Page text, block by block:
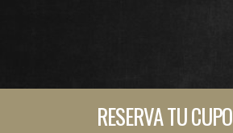
RESERVA TU CUPO